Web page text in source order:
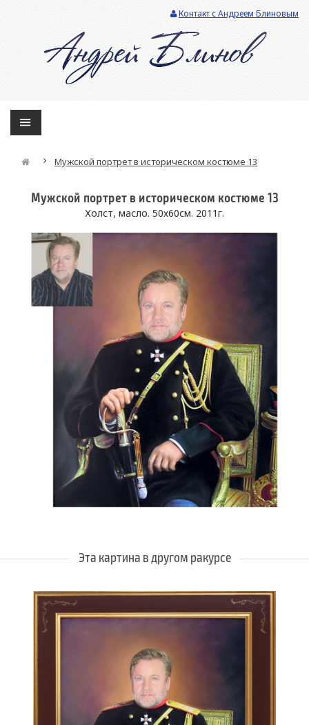
Контакт с Андреем Блиновым
Мужской портрет в историческом костюме 13
Мужской портрет в историческом костюме 13
Холст, масло. 50х60см. 2011г.
Эта картина в другом ракурсе